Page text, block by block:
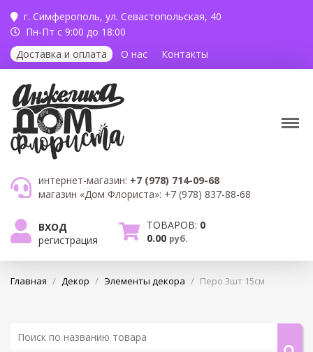
г. Симферополь, ул. Севастопольская, 40
Пн-Пт с 9:00 до 18:00
Доставка и оплата
О нас Контакты
интернет-магазин: +7 (978) 714-09-68
магазин «Дом Флориста»: +7 (978) 837-88-68
ВХОД
регистрация
ТОВАРОВ: 0
0.00 руб.
Главная / Декор / Элементы декора / Перо 3шт 15см